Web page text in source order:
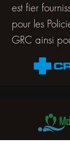
est fier
pour les
GRC ainsi